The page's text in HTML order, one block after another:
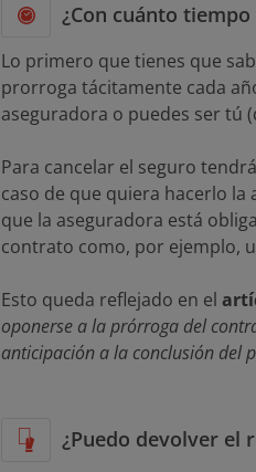
¿Con cuánto
Lo primero que tienes que
prorroga tácitamente cada
aseguradora o puedes ser tú
Para cancelar el seguro
caso de que quiera hacerlo la
que la aseguradora está
contrato como, por ejemplo,
Esto queda reflejado en el
oponerse a la prórroga del
anticipación a la conclusión del
¿Puedo devolver el